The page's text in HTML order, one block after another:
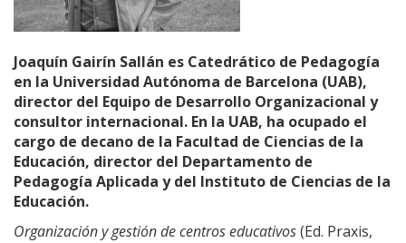
Joaquín Gairín Sallán es Catedrático de Pedagogía
en la Universidad Autónoma de Barcelona (UAB),
director del Equipo de Desarrollo Organizacional y
consultor internacional. En la UAB, ha ocupado el
cargo de decano de la Facultad de Ciencias de la
Educación, director del Departamento de
Pedagogía Aplicada y del Instituto de Ciencias de la
Educación.
Organización y gestión de centros educativos(Ed. Praxis,